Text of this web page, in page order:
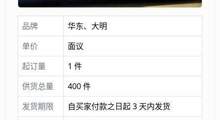
品牌
华东、大明
单价
面议
起订量
1 件
供货总量
400 件
发货期限
自买家付款之日起 3 天内发货